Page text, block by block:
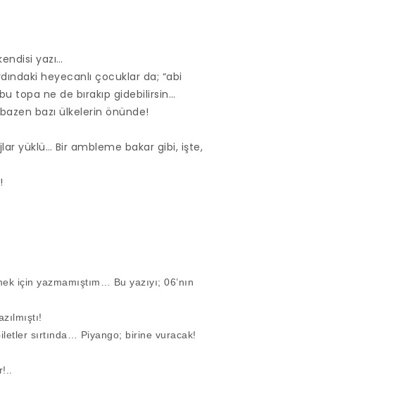
yazı…
heyecanlı çocuklar da; “abi
topa ne de bırakıp gidebilirsin…
bazı ülkelerin önünde!
yüklü… Bir ambleme bakar gibi, işte,
için yazmamıştım… Bu yazıyı; 06’nın
sırtında… Piyango; birine vuracak!